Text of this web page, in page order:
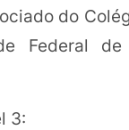
do
Federal
3: